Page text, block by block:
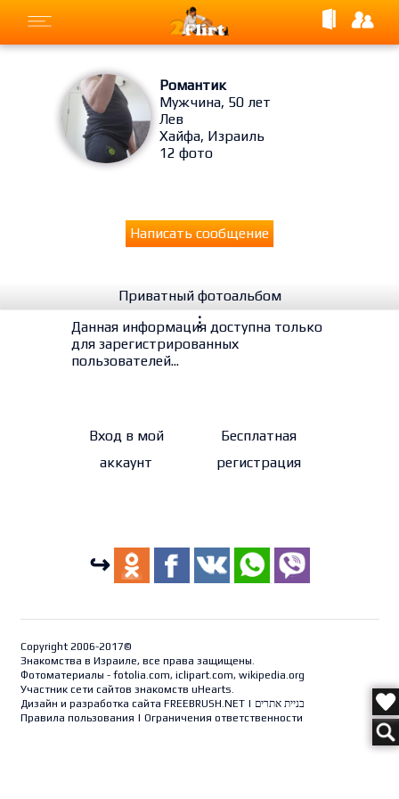
Романтик
Мужчина, 50 лет
Лев
Хайфа, Израиль
12 фото
Написать сообщение
Приватный фотоальбом
⋮
Данная информация доступна только
для зарегистрированных
пользователей...
Вход в мой
аккаунт
Бесплатная
регистрация
↪
Copyright 2006-2017©
Знакомства в Израиле, все права защищены.
Фотоматериалы - fotolia.com, iclipart.com, wikipedia.org
Участник сети сайтов знакомств uHearts.
Дизайн и разработка сайта FREEBRUSH.NET| בניית אתרים
Правила пользования | Ограничения ответственности